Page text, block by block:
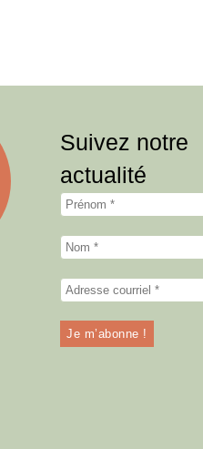
Suivez notre
actualité